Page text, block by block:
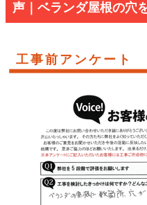
声｜ベランダ屋根の穴
工事前アンケート